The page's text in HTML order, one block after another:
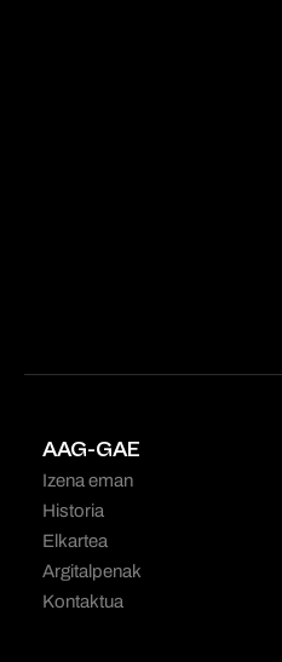
AAG-GAE
Izena eman
Historia
Elkartea
Argitalpenak
Kontaktua